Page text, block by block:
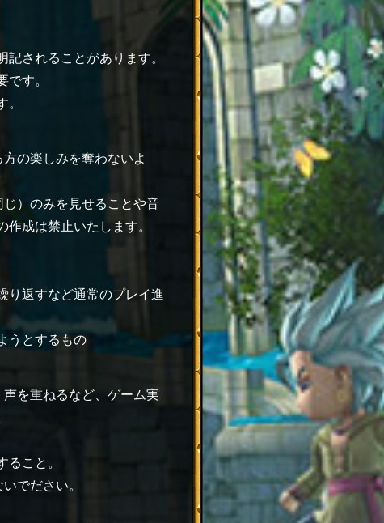
されることがあります。
す。
の楽しみを奪わないよ
）のみを見せることや音
成は禁止いたします。
り返すなど通常のプレイ進
うとするもの
を重ねるなど、ゲーム実
こと。
でださい。